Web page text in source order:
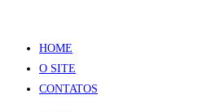
HOME
O SITE
CONTATOS